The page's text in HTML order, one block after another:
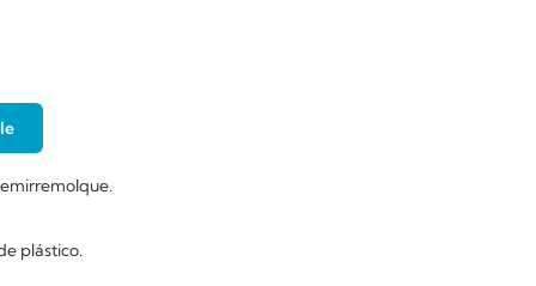
plástico.